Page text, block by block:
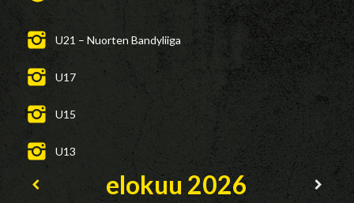
U21 – Nuorten Bandyliiga
U17
U15
U13
elokuu 2026